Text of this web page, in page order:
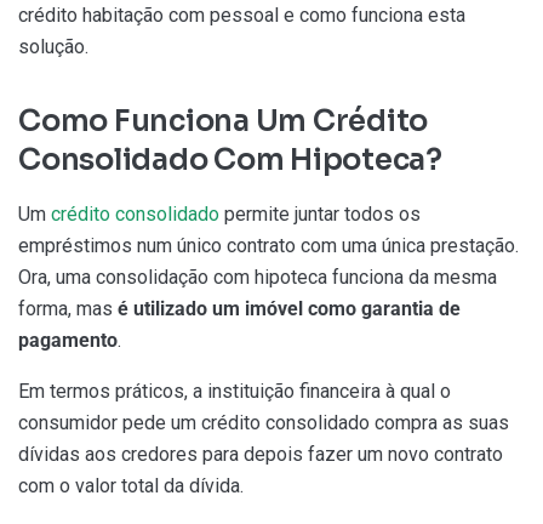
crédito habitação com pessoal e como funciona esta
solução.
Como Funciona Um Crédito
Consolidado Com Hipoteca?
Um crédito consolidado permite juntar todos os
empréstimos num único contrato com uma única prestação.
Ora, uma consolidação com hipoteca funciona da mesma
forma, mas é utilizado um imóvel como garantia de
pagamento.
Em termos práticos, a instituição financeira à qual o
consumidor pede um crédito consolidado compra as suas
dívidas aos credores para depois fazer um novo contrato
com o valor total da dívida.